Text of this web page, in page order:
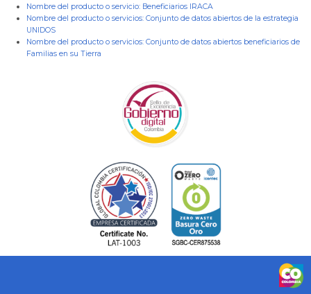
Nombre del producto o servicio: Beneficiarios IRACA
Nombre del producto o servicios: Conjunto de datos abiertos de la estrategia
UNIDOS
Nombre del producto o servicios: Conjunto de datos abiertos beneficiarios de
Familias en su Tierra